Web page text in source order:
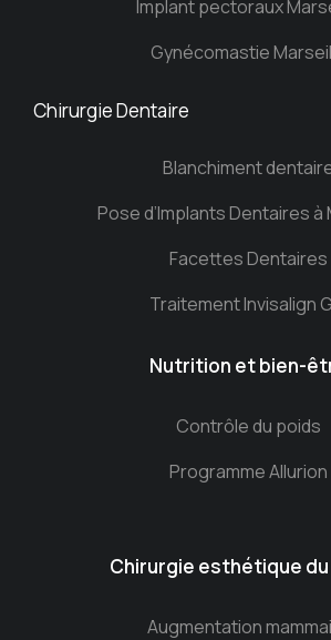
Implant pectoraux
Gynécomastie
Chirurgie Dentaire
Blanchiment
Pose d’Implants Dentaires à
Facettes Dentaires
Traitement Invisalign
Nutrition et bien-
Contrôle du poids
Programme Allurion
Chirurgie esthétique
Augmentation